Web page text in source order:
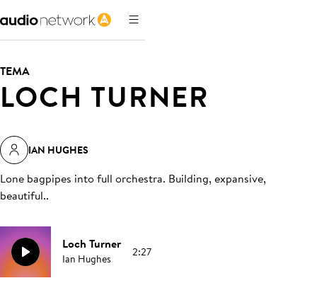
TEMA
LOCH TURNER
IAN HUGHES
Lone bagpipes into full orchestra. Building, expansive,
beautiful..
Loch Turner
Ian Hughes 2:27